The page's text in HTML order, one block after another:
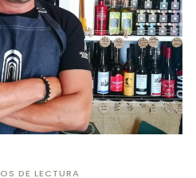
DE LECTURA